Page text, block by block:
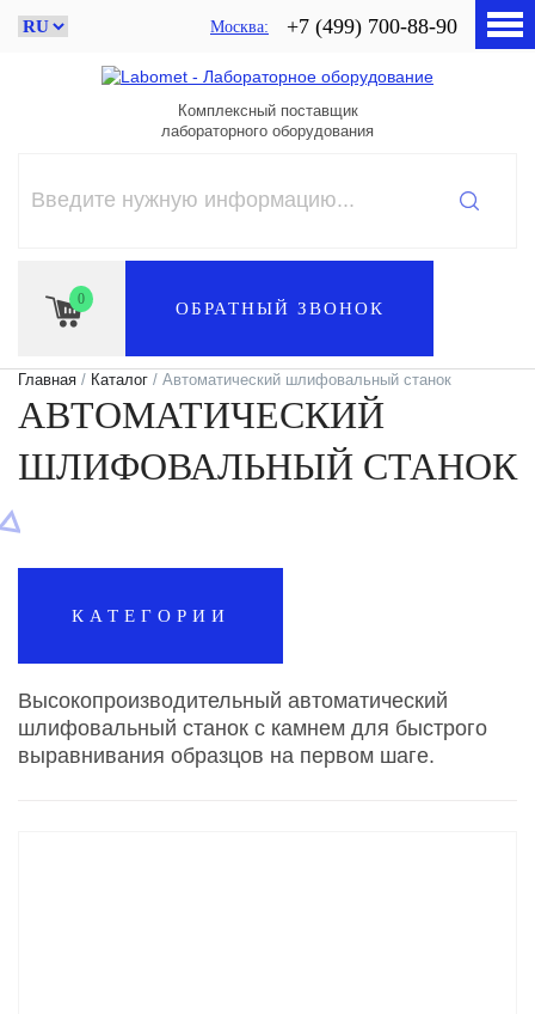
Москва +7 (499) 700-88-90
Комплексный поставщик
лабораторного оборудования
0 ОБРАТНЫЙ ЗВОНОК
Главная / Каталог / Автоматический шлифовальный станок
АВТОМАТИЧЕСКИЙ
ШЛИФОВАЛЬНЫЙ СТАНОК
КАТЕГОРИИ
Высокопроизводительный автоматический
шлифовальный станок с камнем для быстрого
выравнивания образцов на первом шаге.